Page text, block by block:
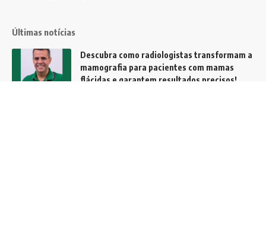
Últimas notícias
Descubra como radiologistas transformam a
mamografia para pacientes com mamas
flácidas e garantem resultados precisos!